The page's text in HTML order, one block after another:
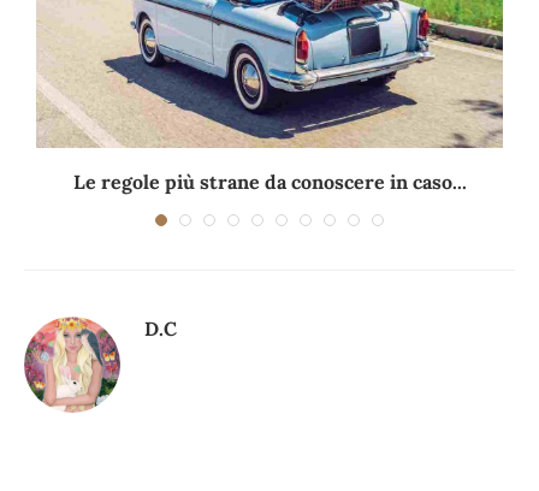
Le regole più strane da conoscere in caso...
D.C